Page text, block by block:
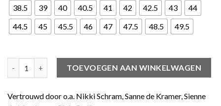
38.5 39 40 40.5 41 42 42.5 43
44
44.5
45 45.5 46 47 47.5 48.5 49.5
Nike Dunk Low Scrap aantalTOEVOEGEN AAN WINKELWAGEN
Vertrouwd door o.a. Nikki Schram, Sanne de Kramer, Sienne